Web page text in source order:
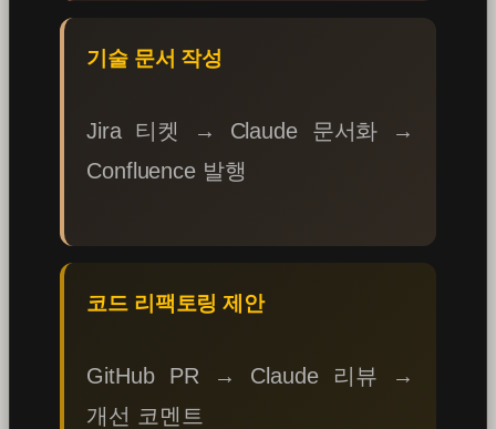
기술 문서 작성
Jira 티켓 → Claude 문서화 →
Confluence 발행
코드 리팩토링 제안
GitHub PR → Claude 리뷰 →
개선 코멘트